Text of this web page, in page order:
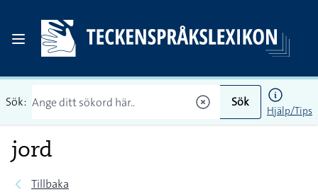
Sök: Sök
Hjälp/Tips
jord
Tillbaka